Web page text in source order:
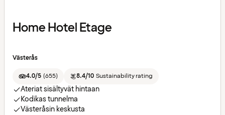
Home Hotel Etage
Västerås
4.0/5 (655) 8.4/10 Sustainability rating
Ateriat sisältyvät hintaan
Kodikas tunnelma
Västeråsin keskusta